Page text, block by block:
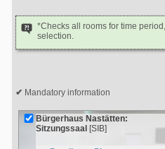
*Checks all rooms for time
selection.
Mandatory information
Bürgerhaus Nastätten:
Sitzungssaal [SIB]